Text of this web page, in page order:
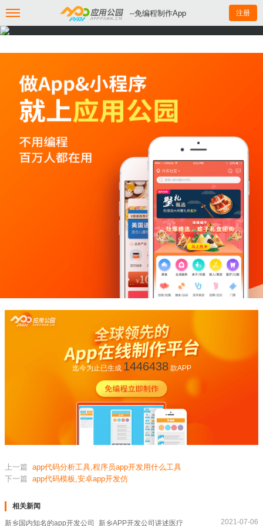
--免编程制作App 注册
迄今为止已生成 1446438款APP
上一篇 app代码分析工具,程序员app开发用什么工具
下一篇 app代码模板,安卓app开发仿
相关新闻
新乡国内知名的app开发公司_新乡APP开发公司讲述医疗 2021-07-06